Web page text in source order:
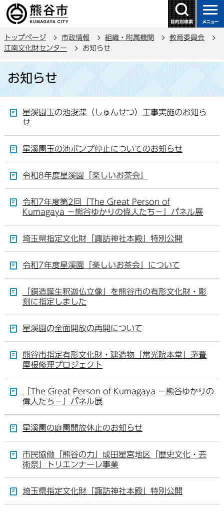
の
ー
トップページ 市政情報 組織・附属機関
教育委員会
江南文化財センター
お知らせ
お知らせ
星溪園玉の池浚渫（しゅんせつ）工事実施のお知ら
せ
星溪園玉の池ポンプ停止についてのお知らせ
令和8年度星溪園「楽しいお茶会」
令和7年度第2回『The Great Person of
Kumagaya －熊谷ゆかりの偉人たち－』パネル展
埼玉県指定文化財「諏訪神社本殿」特別公開
令和7年度星溪園「楽しいお茶会」について
「銅造誕生釈迦仏立像」を熊谷市の有形文化財・彫
刻に指定しました
星溪園の全面開放の再開について
熊谷市指定有形文化財・建造物「常光院本堂」茅葺
屋根修理プロジェクト
『The Great Person of Kumagaya －熊谷ゆかりの
偉人たち－』パネル展
星溪園の庭園開放休止のお知らせ
市民協働「熊谷の力」成田星宮地区「歴史文化・芸
術祭」トリエンナーレ事業
埼玉県指定文化財「諏訪神社本殿」特別公開